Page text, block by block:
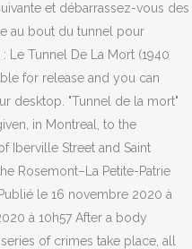
et débarrassez-vous des
au bout du tunnel pour
Le Tunnel De La Mort (1940
for release and you can
desktop. "Tunnel de la mort"
in Montreal, to the
Iberville Street and Saint
Rosemont–La Petite-Patrie
le 16 novembre 2020 à
à 10h57 After a body
of crimes take place, all